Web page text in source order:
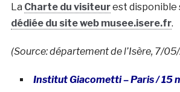
La Charte du visiteurest disponible
dédiée du site web musee.isere.fr.
(Source: département de l’Isère, 7/
Institut Giacometti – Paris / 15